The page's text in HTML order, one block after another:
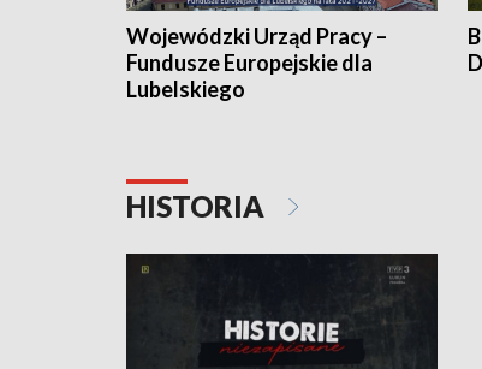
Wojewódzki Urząd Pracy –
Fundusze Europejskie dla
Lubelskiego
HISTORIA